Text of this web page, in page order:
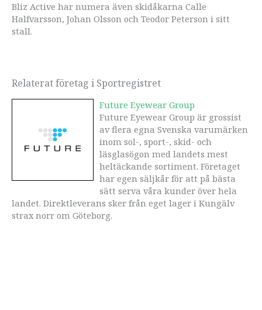
Bliz Active har numera även skidåkarna Calle
Halfvarsson, Johan Olsson och Teodor Peterson i sitt
stall.
Relaterat företag i Sportregistret
Future Eyewear Group
Future Eyewear Group är grossist
av flera egna Svenska varumärken
inom sol-, sport-, skid- och
läsglasögon med landets mest
heltäckande sortiment. Företaget
har egen säljkår för att på bästa
sätt serva våra kunder över hela
landet. Direktleverans sker från eget lager i Kungälv
strax norr om Göteborg.